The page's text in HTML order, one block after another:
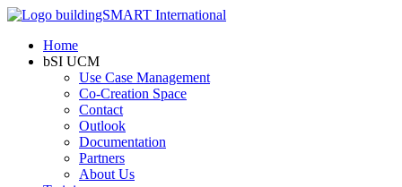
Home
bSI UCM
Use Case Management
Co-Creation Space
Contact
Outlook
Documentation
Partners
About Us